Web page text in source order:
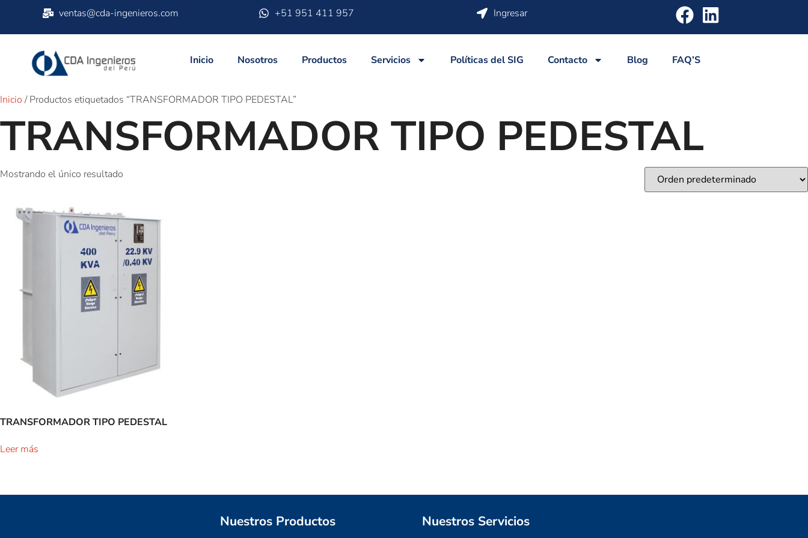
ventas@cda-ingenieros.com +51 951 411 957 Ingresar
Inicio Nosotros Productos Servicios Políticas del SIG Contacto Blog FAQ’S
Inicio/ Productos etiquetados “TRANSFORMADOR TIPO PEDESTAL”
TRANSFORMADOR TIPO PEDESTAL
Mostrando el único resultado
TRANSFORMADOR TIPO PEDESTAL
Leer más
Nuestros Productos Nuestros Servicios